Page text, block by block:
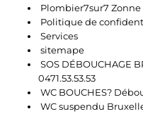
Plombier7sur7 Zonne
Politique de
Services
sitemape
SOS DÉBOUCHAGE
0471.53.53.53
WC BOUCHES?
WC suspendu